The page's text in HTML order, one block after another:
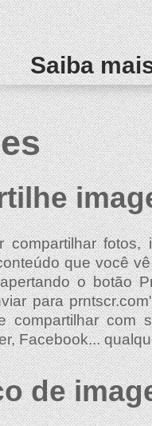
Saiba
compartilhar
que você
o botão
para
compartilhar com
Facebook...
de